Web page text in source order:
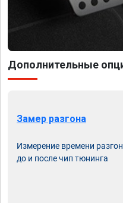
Дополнительные
Замер разгона
Измерение времени
до и после чип тюнинга